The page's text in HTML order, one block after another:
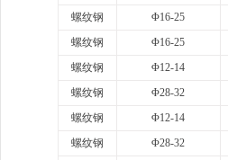
螺纹钢
Φ16-25
螺纹钢
Φ16-25
螺纹钢
Φ12-14
螺纹钢
Φ28-32
螺纹钢
Φ12-14
螺纹钢
Φ28-32